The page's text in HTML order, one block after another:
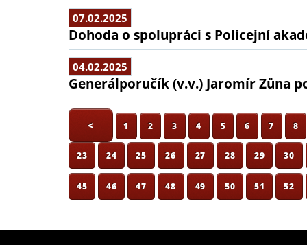
07.02.2025
Dohoda o spolupráci s Policejní
04.02.2025
Generálporučík (v.v.) Jaromír Zůna
< 1 2 3 4 5 6 7 8
23 24 25 26 27 28 29 30
45 46 47 48 49 50 51 52